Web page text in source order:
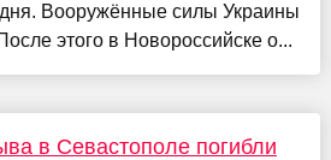
дня. Вооружённые силы Украины
этого в Новороссийске о...
в Севастополе погибли